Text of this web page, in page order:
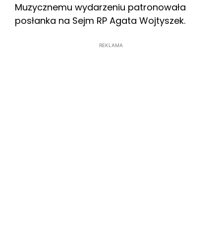
Muzycznemu wydarzeniu patronowała
posłanka na Sejm RP Agata Wojtyszek.
REKLAMA